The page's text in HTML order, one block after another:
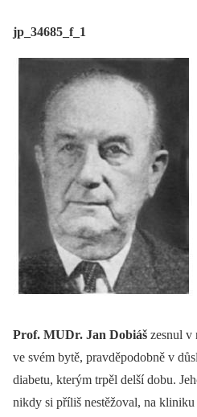
jp_34685_f_1
Prof. MUDr. Jan Dobiáš zesnul v
ve svém bytě, pravděpodobně v
diabetu, kterým trpěl delší dobu.
nikdy si příliš nestěžoval, na